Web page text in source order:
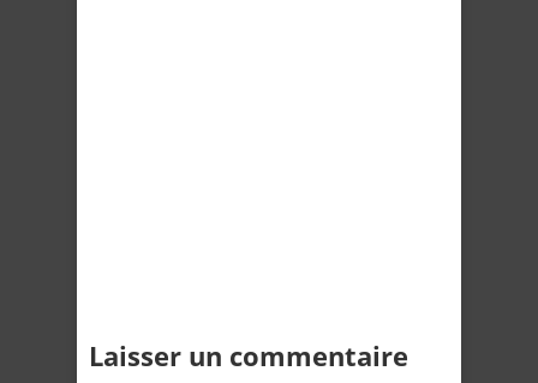
Laisser un commentaire